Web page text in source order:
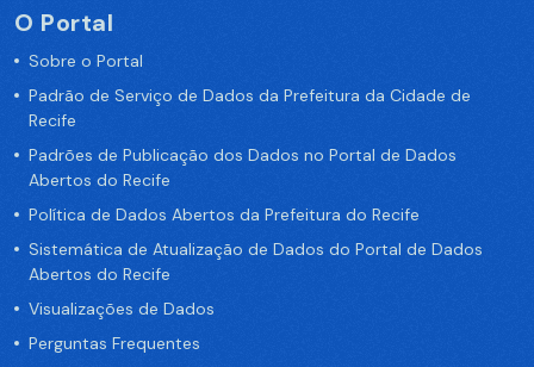
O Portal
Sobre o Portal
Padrão de Serviço de Dados da Prefeitura da Cidade de
Recife
Padrões de Publicação dos Dados no Portal de Dados
Abertos do Recife
Política de Dados Abertos da Prefeitura do Recife
Sistemática de Atualização de Dados do Portal de Dados
Abertos do Recife
Visualizações de Dados
Perguntas Frequentes